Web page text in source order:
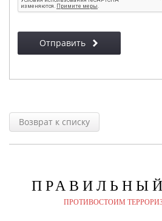
Отправить
Возврат к списку
ПРОТИВОСТОИМ